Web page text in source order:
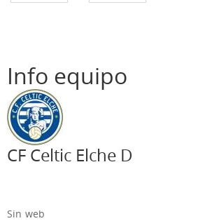
Info equipo
CF Celtic Elche D
Sin web